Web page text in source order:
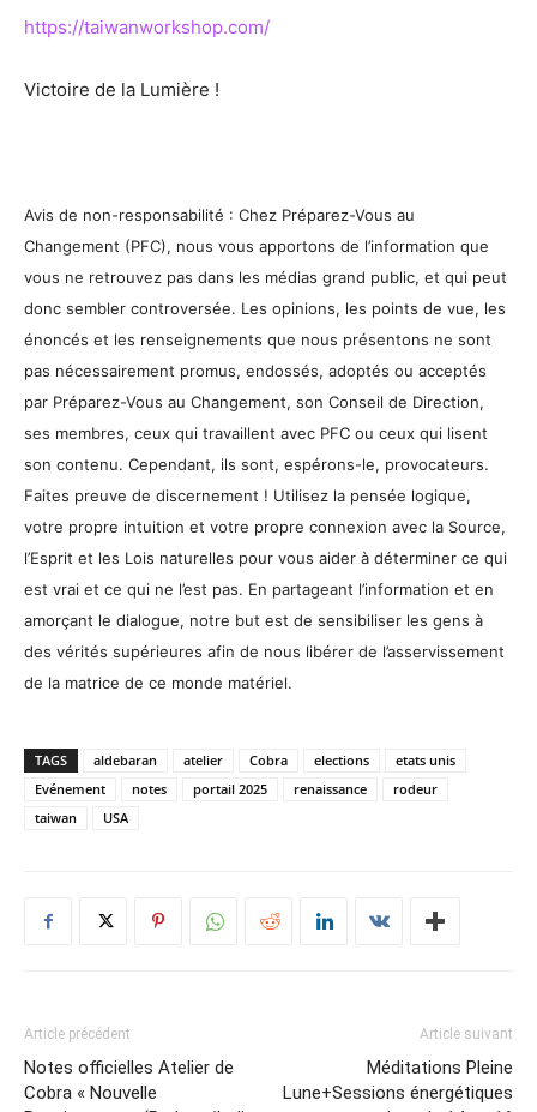
https://taiwanworkshop.com/
Victoire de la Lumière !
Avis de non-responsabilité : Chez Préparez-Vous au
Changement (PFC), nous vous apportons de l’information que
vous ne retrouvez pas dans les médias grand public, et qui peut
donc sembler controversée. Les opinions, les points de vue, les
énoncés et les renseignements que nous présentons ne sont
pas nécessairement promus, endossés, adoptés ou acceptés
par Préparez-Vous au Changement, son Conseil de Direction,
ses membres, ceux qui travaillent avec PFC ou ceux qui lisent
son contenu. Cependant, ils sont, espérons-le, provocateurs.
Faites preuve de discernement ! Utilisez la pensée logique,
votre propre intuition et votre propre connexion avec la Source,
l’Esprit et les Lois naturelles pour vous aider à déterminer ce qui
est vrai et ce qui ne l’est pas. En partageant l’information et en
amorçant le dialogue, notre but est de sensibiliser les gens à
des vérités supérieures afin de nous libérer de l’asservissement
de la matrice de ce monde matériel.
TAGS aldebaran atelier Cobra elections
etats unis
Evénement
notes portail 2025 renaissance
rodeur
taiwan
USA
Article précédent
Notes officielles Atelier de
Cobra « Nouvelle
Article suivant
Méditations Pleine
Lune+Sessions énergétiques